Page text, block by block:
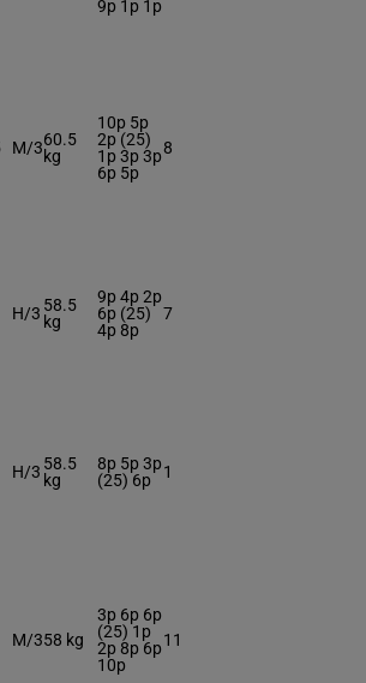
9p 1p 1p
M/360.5
kg
10p 5p
2p (25)
1p 3p 3p
6p 5p
8
H/3 58.5
kg
9p 4p 2p
6p (25)
4p 8p
7
H/3 58.5
kg
8p 5p 3p
(25) 6p
1
M/358 kg
3p 6p 6p
(25) 1p
2p 8p 6p
10p
11